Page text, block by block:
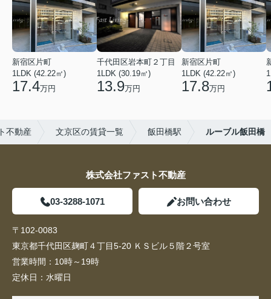
新宿区片町
1LDK (42.22㎡)
17.4万円
千代田区岩本町２丁目
1LDK (30.19㎡)
13.9万円
新宿区片町
1LDK (42.22㎡)
17.8万円
不動産 文京区の賃貸一覧 飯田橋駅 ルーブル飯田橋
株式会社ファスト不動産
03-3288-1071 お問い合わせ
〒102-0083
東京都千代田区麹町４丁目5-20 ＫＳビル５階２号室
営業時間： 10時～19時
定休日： 水曜日